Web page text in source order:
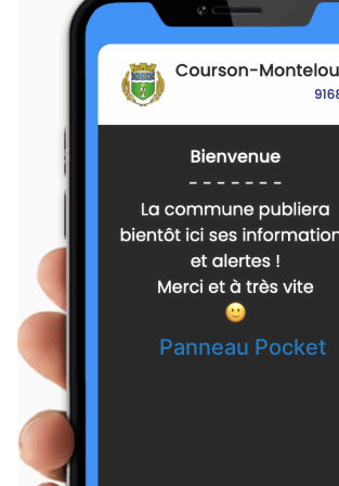
Collecte de sang du 23 juillet à Saint-Maurice-
aux 50 volontaires
Courson-Monteloup — il y a 8 jours
au 7 août
Courson-Monteloup — il y a 8 jours
La commune a besoin de vos votes pour faire
destination de tous
Fontenay-lès-Briis — il y a 9 jours
Décès de Monsieur Gérard Wacheux
Pecqueuse — il y a 9 jours
Accès aux bois interdit
Vaugrigneuse — il y a 10 jours
La Poste supprime la boîte aux lettres rue du
Vaugrigneuse — il y a 10 jours
Panneau Pocket